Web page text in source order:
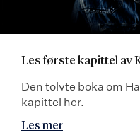
Les første kapittel av
Den tolvte boka om
kapittel her.
Les mer